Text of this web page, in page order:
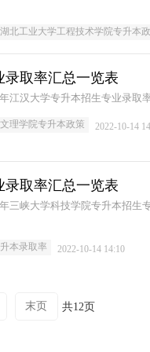
湖北工业大学工程技术学院专升本
录取率汇总一览表
江汉大学专升本招生专业录取
理学院专升本政策 2022-10-14
录取率汇总一览表
三峡大学科技学院专升本招生
本录取率 2022-10-14 14:10
末页 共12页